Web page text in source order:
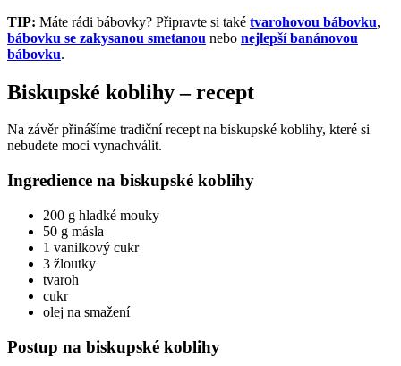
TIP: Máte rádi bábovky? Připravte si také tvarohovou bábovku,
bábovku se zakysanou smetanou nebo nejlepší banánovou
bábovku.
Biskupské koblihy – recept
Na závěr přinášíme tradiční recept na biskupské koblihy, které si
nebudete moci vynachválit.
Ingredience na biskupské koblihy
200 g hladké mouky
50 g másla
1 vanilkový cukr
3 žloutky
tvaroh
cukr
olej na smažení
Postup na biskupské koblihy